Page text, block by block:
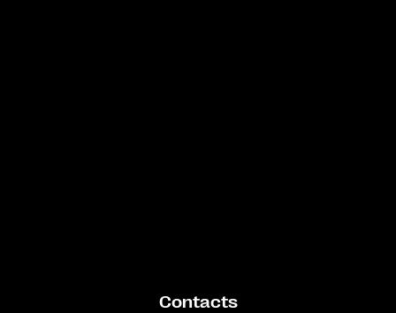
Contacts